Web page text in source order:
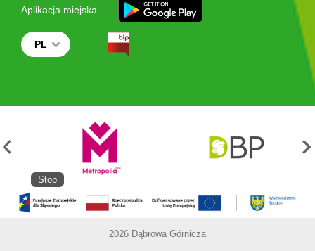
Aplikacja miejska
PL
Stop
2026 Dąbrowa Górnicza